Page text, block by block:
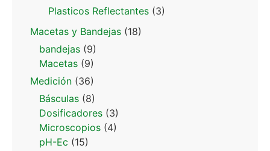
Plasticos Reflectantes (3)
Macetas y Bandejas (18)
bandejas (9)
Macetas (9)
Medición (36)
Básculas (8)
Dosificadores (3)
Microscopios (4)
pH-Ec (15)